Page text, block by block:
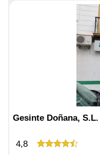
Gesinte Doñana, S.L.
4,8